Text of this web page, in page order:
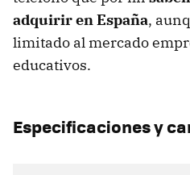
adquirir en España,
limitado al mercado
educativos.
Especificaciones y